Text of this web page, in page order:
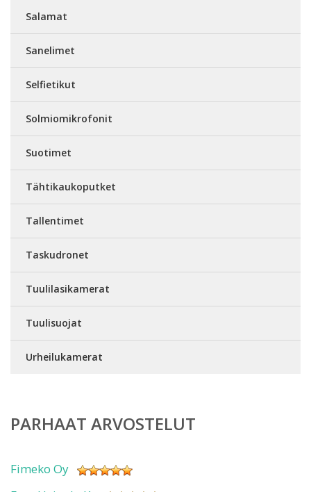
Salamat
Sanelimet
Selfietikut
Solmiomikrofonit
Suotimet
Tähtikaukoputket
Tallentimet
Taskudronet
Tuulilasikamerat
Tuulisuojat
Urheilukamerat
PARHAAT ARVOSTELUT
Fimeko Oy